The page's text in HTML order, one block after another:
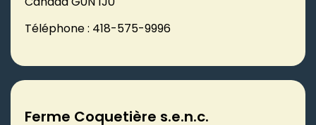
Téléphone : 418-575-9996
Ferme Coquetière s.e.n.c.